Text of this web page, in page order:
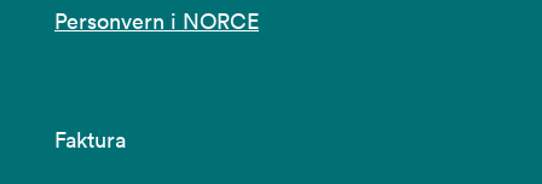
Personvern i NORCE
Faktura